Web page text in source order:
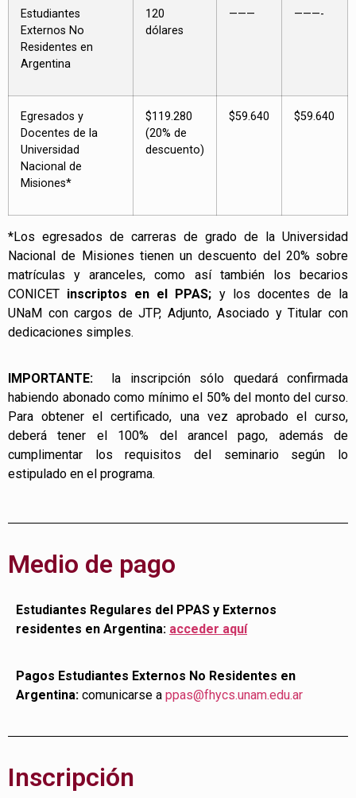
Estudiantes
Externos No
Residentes en
Argentina
120
dólares
——— ———-
Egresados y
Docentes de la
Universidad
Nacional de
Misiones*
$119.280
(20% de
descuento)
$59.640 $59.640
*Los egresados de carreras de grado de la Universidad
Nacional de Misiones tienen un descuento del 20% sobre
matrículas y aranceles, como así también los becarios
CONICET inscriptos en el PPAS; y los docentes de la
UNaM con cargos de JTP, Adjunto, Asociado y Titular con
dedicaciones simples.
IMPORTANTE:
la inscripción sólo quedará confirmada
habiendo abonado como mínimo el 50% del monto del curso.
Para obtener el certificado, una vez aprobado el curso,
deberá tener el 100% del arancel pago, además de
cumplimentar los requisitos del seminario según lo
estipulado en el programa.
Medio de pago
Estudiantes Regulares del PPAS y Externos
residentes en Argentina: acceder aquí
Pagos Estudiantes Externos No Residentes en
Argentina: comunicarse a ppas@fhycs.unam.edu.ar
Inscripción